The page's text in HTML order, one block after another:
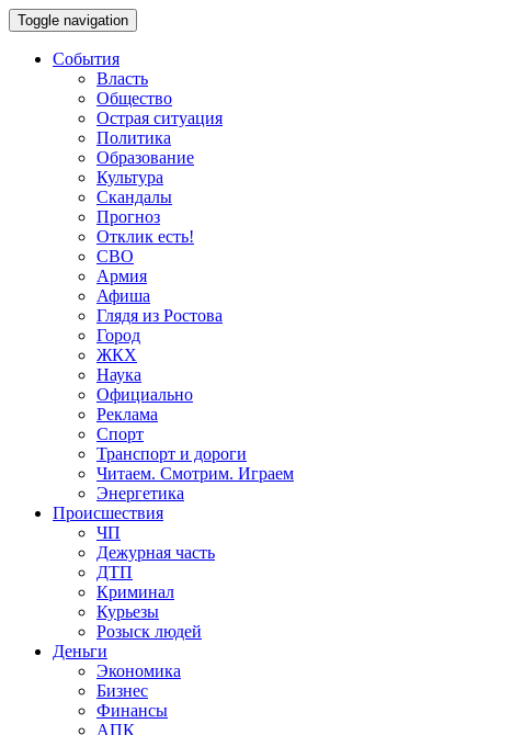
Toggle navigation
События
Власть
Общество
Острая ситуация
Политика
Образование
Культура
Скандалы
Прогноз
Отклик есть!
СВО
Армия
Афиша
Глядя из Ростова
Город
ЖКХ
Наука
Официально
Реклама
Спорт
Транспорт и дороги
Читаем. Смотрим. Играем
Энергетика
Происшествия
ЧП
Дежурная часть
ДТП
Криминал
Курьезы
Розыск людей
Деньги
Экономика
Бизнес
Финансы
АПК